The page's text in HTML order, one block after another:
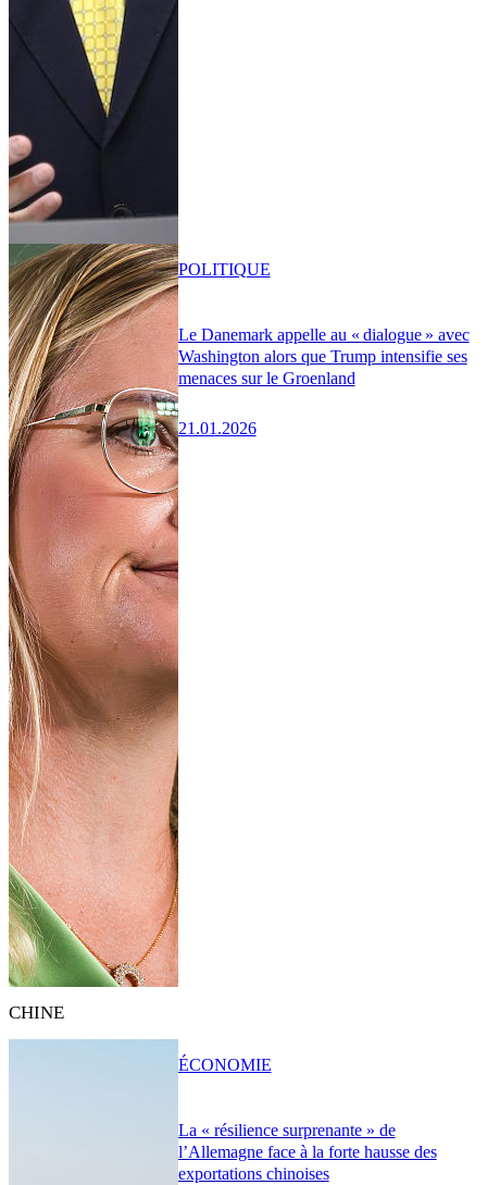
Le Danemark appelle au « dialogue » avec
Washington alors que Trump intensifie ses
menaces sur le Groenland
21.01.2026
POLITIQUE
CHINE
La « résilience surprenante » de
l’Allemagne face à la forte hausse des
exportations chinoises
ÉCONOMIE